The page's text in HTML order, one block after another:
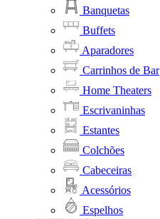
Banquetas
Buffets
Aparadores
Carrinhos de Bar
Home Theaters
Escrivaninhas
Estantes
Colchões
Cabeceiras
Acessórios
Espelhos